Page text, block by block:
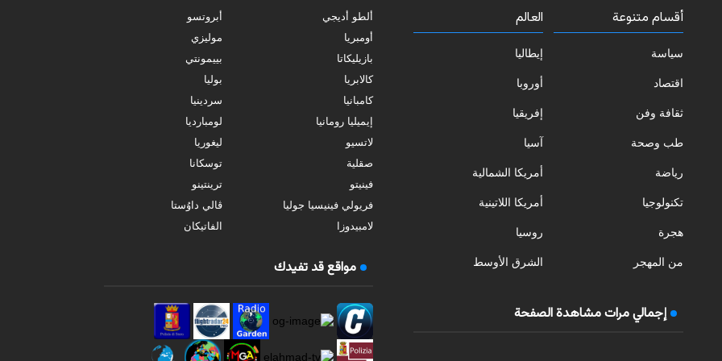
أقسام متنوعة
سياسة
اقتصاد
ثقافة وفن
طب وصحة
رياضة
تكنولوجيا
هجرة
من المهجر
العالم
إيطاليا
أوروبا
إفريقيا
آسيا
أمريكا الشمالية
أمريكا اللاتينية
روسيا
الشرق الأوسط
إجمالي مرات مشاهدة الصفحة
ألطو أديجي
أبروتسو
أومبريا
موليزي
بازيليكاتا
بييمونتي
كالابريا
بوليا
كامبانيا
سردينيا
إيميليا رومانيا
لومبارديا
لاتسيو
ليغوريا
صقلية
توسكانا
فينيتو
ترينتينو
فريولي فينيسيا جوليا
ڤالي داوُستا
لامبيدوزا
الفاتيكان
مواقع قد تفيدك